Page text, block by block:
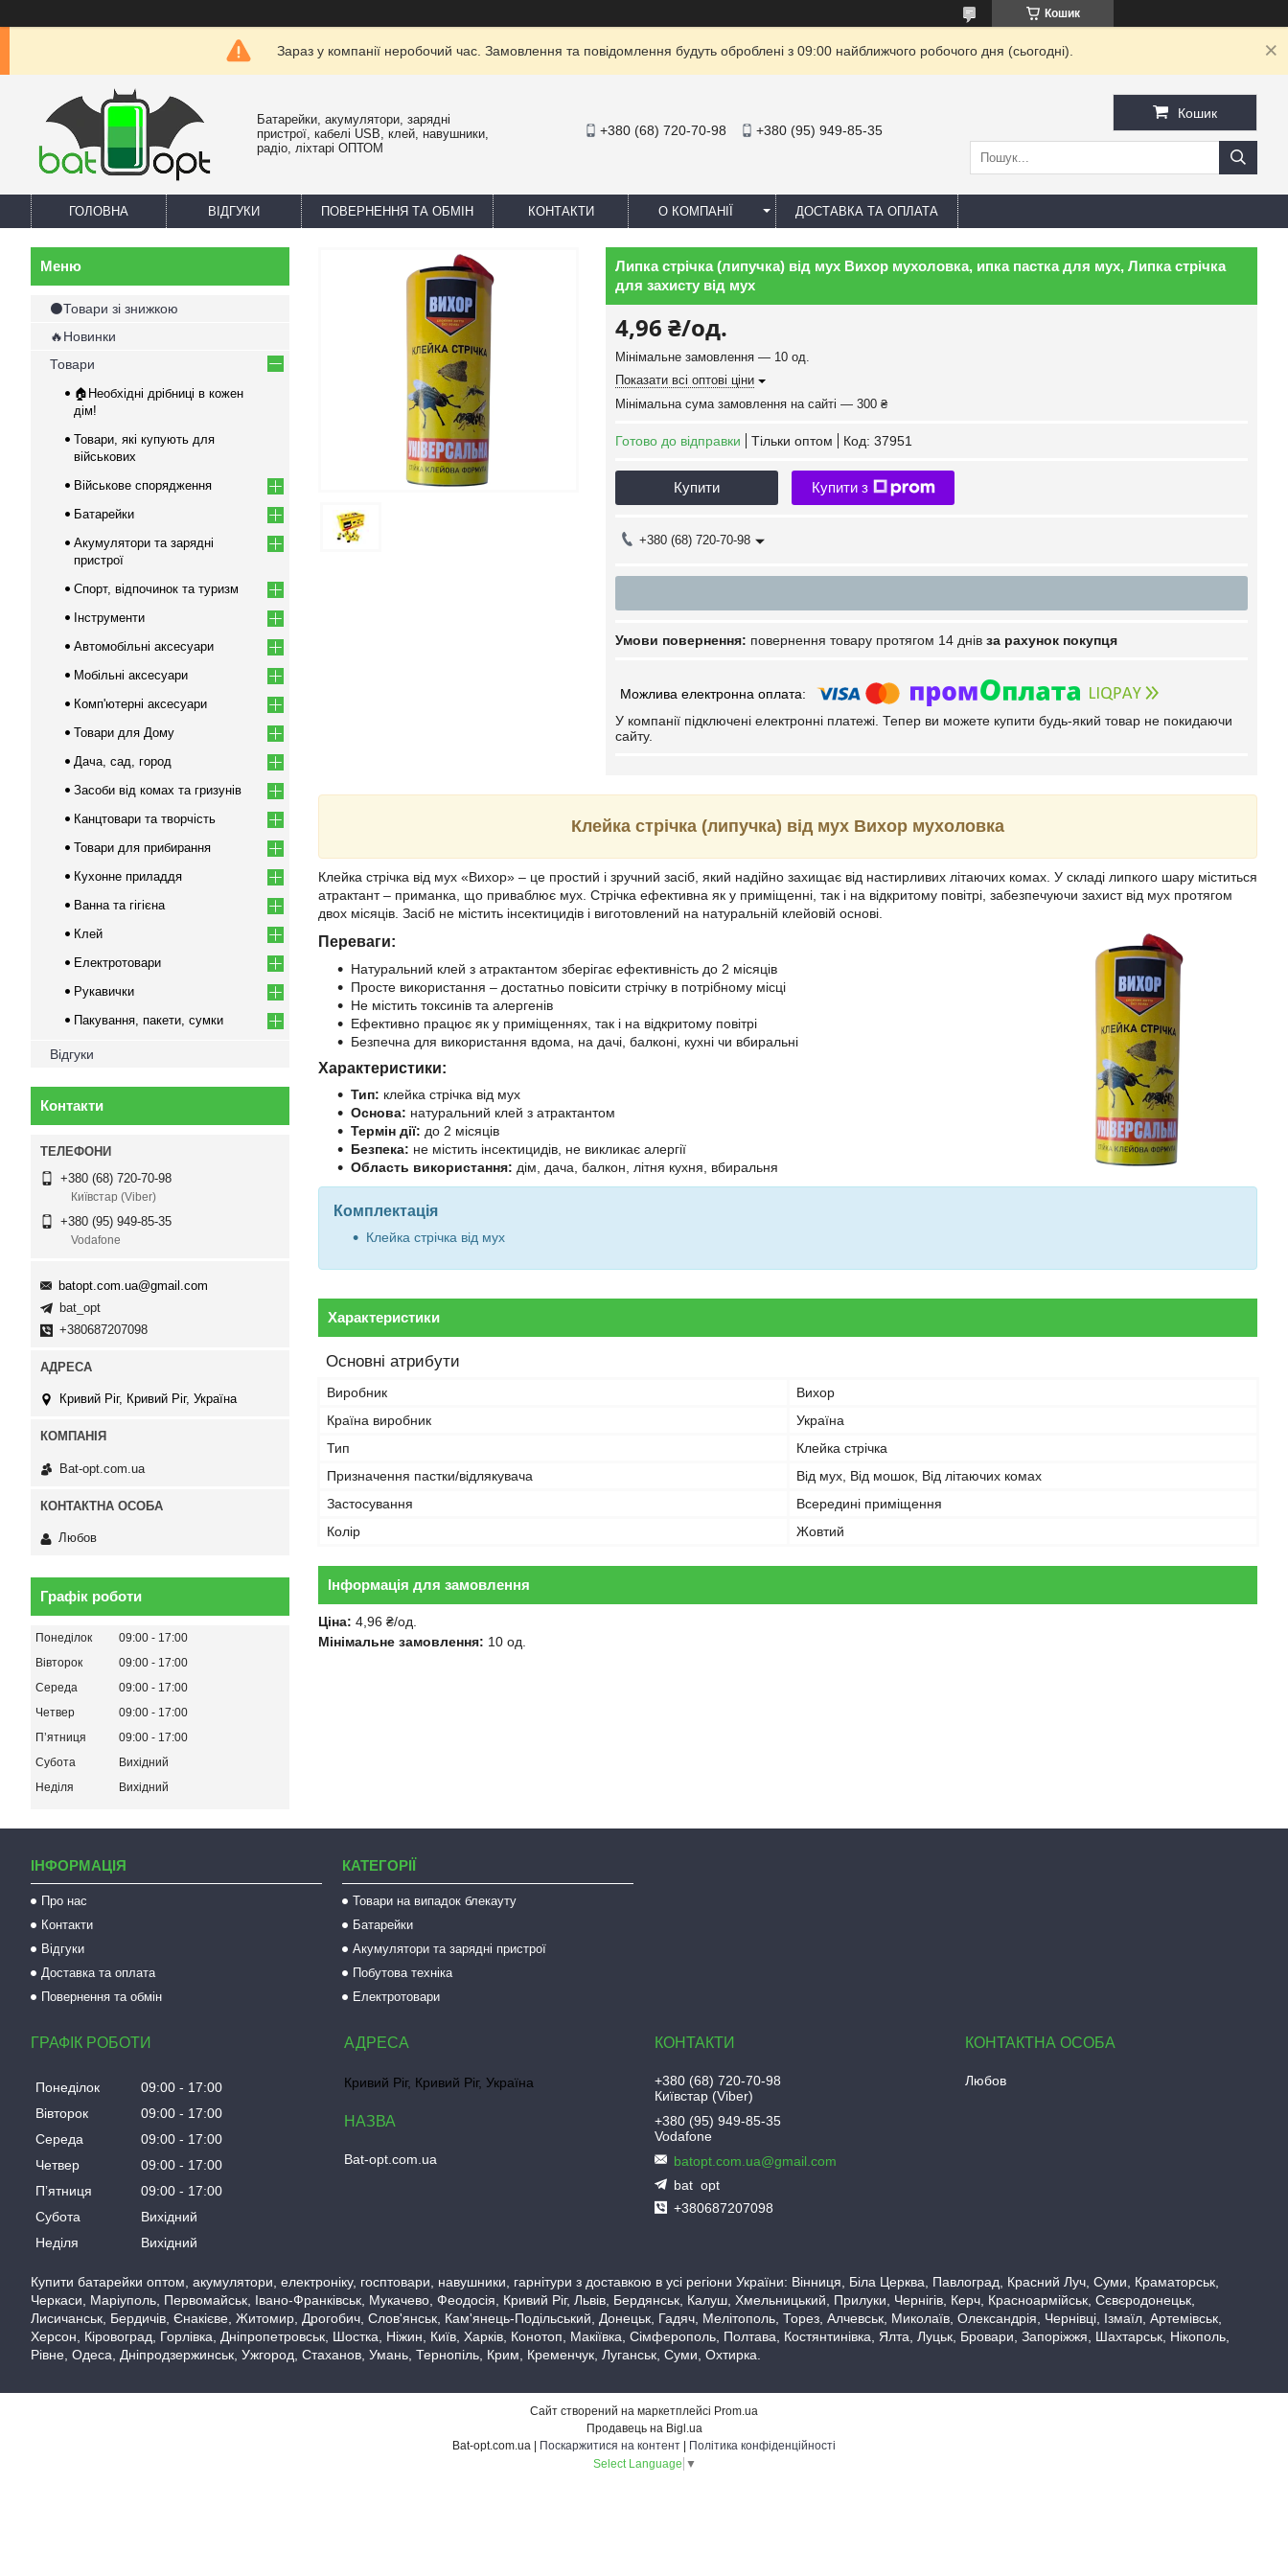
Кошик
Зараз у компанії неробочий час. Замовлення та повідомлення будуть оброблені з 09:00 найближчого робочого дня (сьогодні).
Батарейки, акумулятори, зарядні
пристрої, кабелі USB, клей, навушники,
радіо, ліхтарі ОПТОМ
+380 (68) 720-70-98 +380 (95) 949-85-35
Кошик
ГОЛОВНА ВІДГУКИ ПОВЕРНЕННЯ ТА ОБМІН КОНТАКТИ О КОМПАНІЇ ДОСТАВКА ТА ОПЛАТА
Липка стрічка (липучка) від мух Вихор мухоловка, ипка пастка для мух, Липка стрічка
для захисту від мух
4,96 ₴/од.
Мінімальне замовлення — 10 од.
Показати всі оптові ціни
Мінімальна сума замовлення на сайті — 300 ₴
Готово до відправки Тільки оптом Код: 37951
Купити Купити з
+380 (68) 720-70-98
повернення товару протягом 14 днів за рахунок покупця
У компанії підключені електронні платежі. Тепер ви можете купити будь-який товар не покидаючи
сайту.
Клейка стрічка (липучка) від мух Вихор мухоловка
Клейка стрічка від мух «Вихор» – це простий і зручний засіб, який надійно захищає від настирливих літаючих комах. У складі липкого шару міститься
атрактант – приманка, що приваблює мух. Стрічка ефективна як у приміщенні, так і на відкритому повітрі, забезпечуючи захист від мух протягом
двох місяців. Засіб не містить інсектицидів і виготовлений на натуральній клейовій основі.
Переваги:
Натуральний клей з атрактантом зберігає ефективність до 2 місяців
Просте використання – достатньо повісити стрічку в потрібному місці
Не містить токсинів та алергенів
Ефективно працює як у приміщеннях, так і на відкритому повітрі
Безпечна для використання вдома, на дачі, балконі, кухні чи вбиральні
Характеристики:
Тип: клейка стрічка від мух
Основа: натуральний клей з атрактантом
Термін дії: до 2 місяців
Безпека: не містить інсектицидів, не викликає алергії
Область використання: дім, дача, балкон, літня кухня, вбиральня
Комплектація
Клейка стрічка від мух
Характеристики
Основні атрибути
Виробник
Вихор
Країна виробник
Україна
Тип
Клейка стрічка
Призначення пастки/відлякувача
Від мух, Від мошок, Від літаючих комах
Застосування
Всередині приміщення
Колір
Жовтий
Інформація для замовлення
Ціна: 4,96 ₴/од.
Мінімальне замовлення: 10 од.
⚫Товари зі знижкою
🔥Новинки
Товари
🏠Необхідні дрібниці в кожен
дім!
Товари, які купують для
військових
Військове спорядження
Батарейки
Акумулятори та зарядні
пристрої
Спорт, відпочинок та туризм
Інструменти
Автомобільні аксесуари
Мобільні аксесуари
Комп'ютерні аксесуари
Товари для Дому
Дача, сад, город
Засоби від комах та гризунів
Канцтовари та творчість
Товари для прибирання
Кухонне приладдя
Ванна та гігієна
Клей
Електротовари
Рукавички
Пакування, пакети, сумки
Відгуки
Контакти
+380 (68) 720-70-98
Київстар (Viber)
+380 (95) 949-85-35
Vodafone
batopt.com.ua@gmail.com
bat_opt
+380687207098
Кривий Ріг, Кривий Ріг, Україна
Bat-opt.com.ua
Любов
Графік роботи
Понеділок 09:00
17:00
Вівторок
09:00
17:00
Середа
09:00
17:00
Четвер
09:00
17:00
Пʼятниця
09:00
17:00
Субота
Вихідний
Неділя
Вихідний
ІНФОРМАЦІЯ
Про нас
Контакти
Відгуки
Доставка та оплата
Повернення та обмін
КАТЕГОРІЇ
Товари на випадок блекауту
Батарейки
Акумулятори та зарядні пристрої
Побутова техніка
Електротовари
ГРАФІК РОБОТИ
Понеділок 09:00
17:00
Вівторок
09:00
17:00
Середа
09:00
17:00
Четвер
09:00
17:00
Пʼятниця
09:00
17:00
Субота
Вихідний
Неділя
Вихідний
Кривий Ріг, Кривий Ріг, Україна
Bat-opt.com.ua
+380 (68) 720-70-98
Київстар (Viber)
+380 (95) 949-85-35
Vodafone
batopt.com.ua@gmail.com
bat_opt
+380687207098
Любов
Купити батарейки оптом, акумулятори, електроніку, госптовари, навушники, гарнітури з доставкою в усі регіони України: Вінниця, Біла Церква, Павлоград, Красний Луч, Суми, Краматорськ,
Черкаси, Маріуполь, Первомайськ, Івано-Франківськ, Мукачево, Феодосія, Кривий Ріг, Львів, Бердянськ, Калуш, Хмельницький, Прилуки, Чернігів, Керч, Красноармійськ, Сєвєродонецьк,
Лисичанськ, Бердичів, Єнакієве, Житомир, Дрогобич, Слов'янськ, Кам'янець-Подільський, Донецьк, Гадяч, Мелітополь, Торез, Алчевськ, Миколаїв, Олександрія, Чернівці, Ізмаїл, Артемівськ,
Херсон, Кіровоград, Горлівка, Дніпропетровськ, Шостка, Ніжин, Київ, Харків, Конотоп, Макіївка, Сімферополь, Полтава, Костянтинівка, Ялта, Луцьк, Бровари, Запоріжжя, Шахтарськ, Нікополь,
Рівне, Одеса, Дніпродзержинськ, Ужгород, Стаханов, Умань, Тернопіль, Крим, Кременчук, Луганськ, Суми, Охтирка.
Сайт створений на маркетплейсі Prom.ua
Продавець на Bigl.ua
Поскаржитися на контент
Політика конфіденційності
Select Language ▼